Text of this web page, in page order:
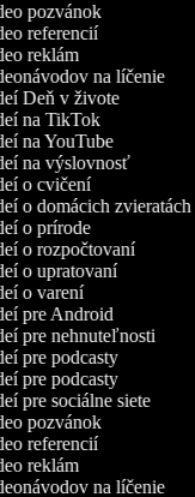
pozvánok
referencií
reklám
na líčenie
Deň v živote
na TikTok
na YouTube
na výslovnosť
o cvičení
o domácich zvieratách
o prírode
o rozpočtovaní
o upratovaní
o varení
pre Android
pre nehnuteľnosti
pre podcasty
pre podcasty
pre sociálne siete
pozvánok
referencií
reklám
na líčenie